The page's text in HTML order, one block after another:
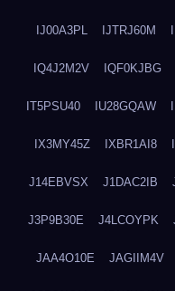
IJ00A3PL IJTRJ60M
IQ4J2M2V IQF0KJBG
IT5PSU40 IU28GQAW
IX3MY45Z IXBR1AI8
J14EBVSX J1DAC2IB
J3P9B30E J4LCOYPK
JAA4O10E JAGIIM4V